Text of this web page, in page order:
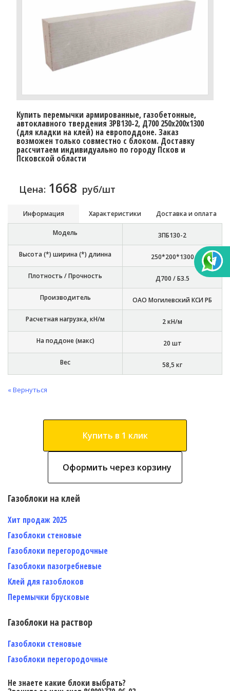
Купить перемычки армированные, газобетонные,
автоклавного твердения 3PB130-2, Д700 250х200х1300
(для кладки на клей) на европоддоне. Заказ
возможен только совместно с блоком. Доставку
рассчитаем индивидуально по городу Псков и
Псковской области
Цена: 1668 руб/шт
Информация Характеристики Доставка и оплата
Модель 3ПБ130-2
Высота (*) ширина (*) длинна 250*200*1300
Плотность / Прочность Д700 / Б3.5
Производитель ОАО Могилевский КСИ РБ
Расчетная нагрузка, кН/м 2 кН/м
На поддоне (макс) 20 шт
Вес 58,5 кг
« Вернуться
Купить в 1 клик
Оформить через корзину
Газоблоки на клей
Хит продаж 2025
Газоблоки стеновые
Газоблоки перегородочные
Газоблоки пазогребневые
Клей для газоблоков
Перемычки брусковые
Газоблоки на раствор
Газоблоки стеновые
Газоблоки перегородочные
Не знаете какие блоки выбрать?